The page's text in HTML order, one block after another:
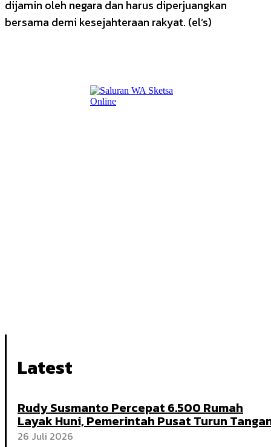
dijamin oleh negara dan harus diperjuangkan
bersama demi kesejahteraan rakyat. (el’s)
Latest
Rudy Susmanto Percepat 6.500 Rumah
Layak Huni, Pemerintah Pusat Turun
26 Juli 2026